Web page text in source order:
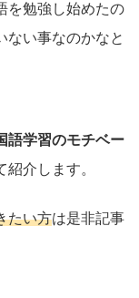
を勉強し始めたの
ない事なのかなと
語学習のモチベー
紹介します。
たい方は是非記事